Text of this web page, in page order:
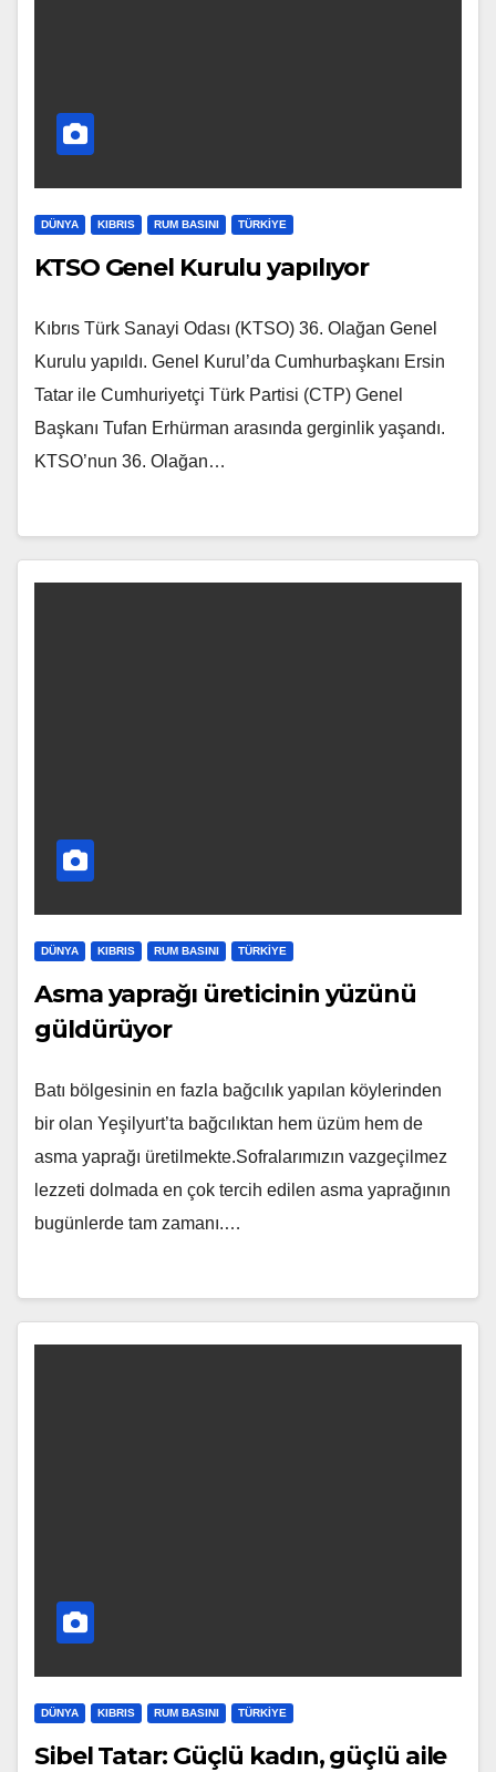
DÜNYA KIBRIS RUM BASINI TÜRKIYE
KTSO Genel Kurulu yapılıyor
Kıbrıs Türk Sanayi Odası (KTSO) 36. Olağan Genel
Kurulu yapıldı. Genel Kurul’da Cumhurbaşkanı Ersin
Tatar ile Cumhuriyetçi Türk Partisi (CTP) Genel
Başkanı Tufan Erhürman arasında gerginlik yaşandı.
KTSO’nun 36. Olağan…
DÜNYA KIBRIS RUM BASINI TÜRKIYE
Asma yaprağı üreticinin yüzünü
güldürüyor
Batı bölgesinin en fazla bağcılık yapılan köylerinden
bir olan Yeşilyurt’ta bağcılıktan hem üzüm hem de
asma yaprağı üretilmekte.Sofralarımızın vazgeçilmez
lezzeti dolmada en çok tercih edilen asma yaprağının
bugünlerde tam zamanı.…
DÜNYA KIBRIS RUM BASINI TÜRKIYE
Sibel Tatar: Güçlü kadın, güçlü aile